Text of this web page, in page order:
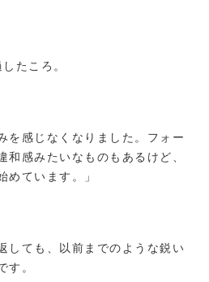
たころ。
を感じなくなりました。フォー
和感みたいなものもあるけど、
めています。」
しても、以前までのような鋭い
す。